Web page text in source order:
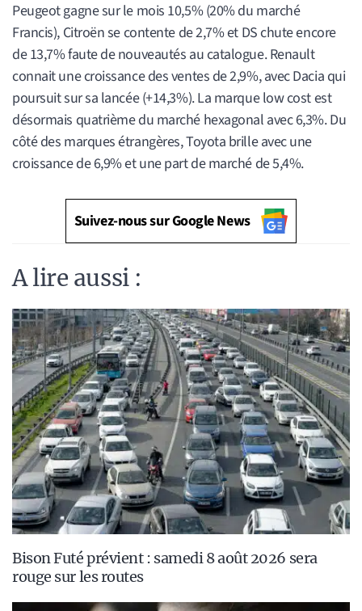
Peugeot gagne sur le mois 10,5% (20% du marché
Francis), Citroën se contente de 2,7% et DS chute encore
de 13,7% faute de nouveautés au catalogue. Renault
connait une croissance des ventes de 2,9%, avec Dacia qui
poursuit sur sa lancée (+14,3%). La marque low cost est
désormais quatrième du marché hexagonal avec 6,3%. Du
côté des marques étrangères, Toyota brille avec une
croissance de 6,9% et une part de marché de 5,4%.
Suivez-nous sur Google News
A lire aussi :
Bison Futé prévient : samedi 8 août 2026 sera
rouge sur les routes